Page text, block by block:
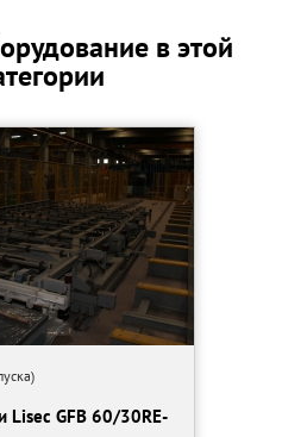
перпендикулярности реза.
стали.
нулевым точкам для раскроя
по принципу шестерня/зубчатая
с встроенным
для автоматического
карт раскроя из
Заказчика.
в этой
Lisec GFB 60/30RE-